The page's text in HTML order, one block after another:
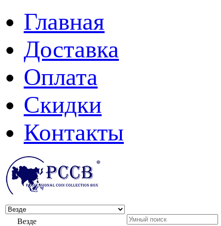
Главная
Доставка
Оплата
Скидки
Контакты
Везде